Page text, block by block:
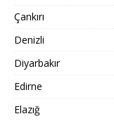
Çankırı
Denizli
Diyarbakır
Edirne
Elazığ